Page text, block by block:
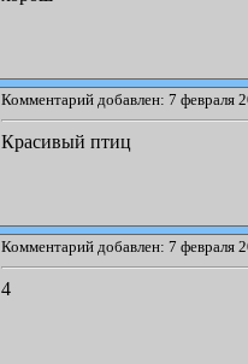
Комментарий добавлен: 7 февраля
Красивый птиц
Комментарий добавлен: 7 февраля
4